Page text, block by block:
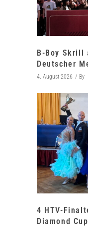
B-Boy Skrill
Deutscher
4. August 2026 By
4 HTV-
Diamond